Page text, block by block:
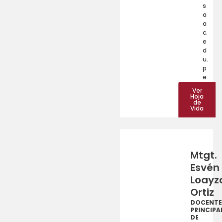
s
a
a
c.
e
d
u.
p
e
Ver
Hoja
de
Vida
Mtgt.
Esvén
Ortiz
DOCENTE
DE